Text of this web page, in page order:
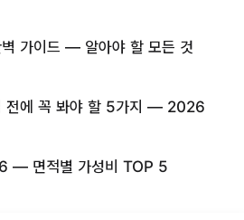
가이드 — 알아야 할 모든 것
전에 꼭 봐야 할 5가지 — 2026
— 면적별 가성비 TOP 5